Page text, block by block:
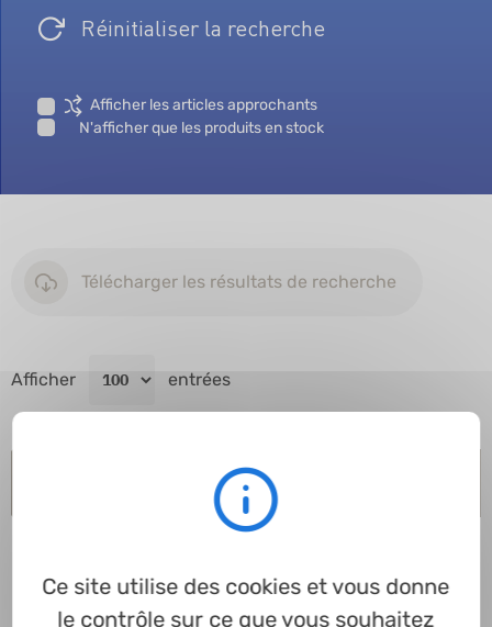
Réinitialiser la recherche
Afficher les articles approchants
N'afficher que les produits en stock
Télécharger les résultats de recherche
Afficher entrées
Hauteur Ø int.
Ce site utilise des cookies et vous donne
le contrôle sur ce que vous souhaitez